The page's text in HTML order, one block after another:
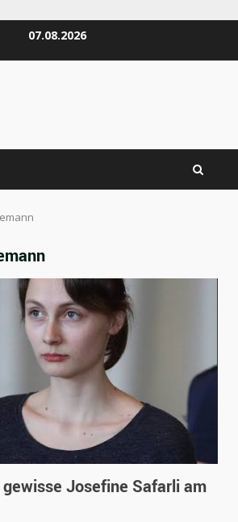
07.08.2026
Josefine Safarli am